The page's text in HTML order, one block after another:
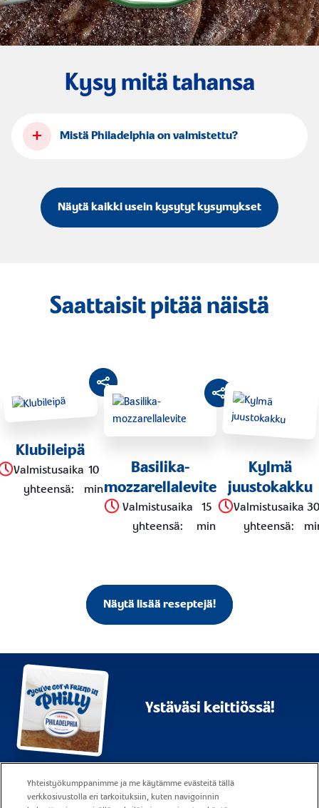
Kysy mitä tahansa
+ Mistä Philadelphia on valmistettu?
Näytä kaikki usein kysytyt kysymykset
Saattaisit pitää näistä
Klubileipä
Valmistusaika
yhteensä:
10
min
Basilika-
mozzarellalevite
Valmistusaika
yhteensä:
15
min
Kylmä
juustokakku
Valmistusaika
yhteensä:
30
Näytä lisää reseptejä!
Ystäväsi keittiössä!
Sivukartta Käyttöehdot
Yhteistyökumppanimme ja me käytämme evästeitä tällä
verkkosivustolla eri tarkoituksiin, kuten navigoinnin